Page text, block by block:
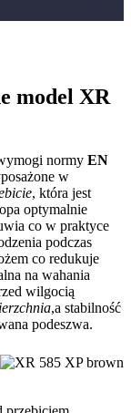
model XR
normy EN
w
, która jest
optymalnie
co w praktyce
podczas
co redukuje
na wahania
wilgocią
,a stabilność
podeszwa.